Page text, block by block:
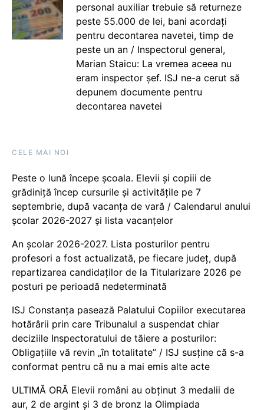
personal auxiliar trebuie să returneze
peste 55.000 de lei, bani acordați
pentru decontarea navetei, timp de
peste un an / Inspectorul general,
Marian Staicu: La vremea aceea nu
eram inspector șef. ISJ ne-a cerut să
depunem documente pentru
decontarea navetei
CELE MAI NOI
Peste o lună începe școala. Elevii și copiii de
grădiniță încep cursurile și activitățile pe 7
septembrie, după vacanța de vară / Calendarul anului
școlar 2026-2027 și lista vacanțelor
An școlar 2026-2027. Lista posturilor pentru
profesori a fost actualizată, pe fiecare județ, după
repartizarea candidaților de la Titularizare 2026 pe
posturi pe perioadă nedeterminată
ISJ Constanța pasează Palatului Copiilor executarea
hotărârii prin care Tribunalul a suspendat chiar
deciziile Inspectoratului de tăiere a posturilor:
Obligațiile vă revin „în totalitate” / ISJ susține că s-a
conformat pentru că nu a mai emis alte acte
ULTIMĂ ORĂ Elevii români au obținut 3 medalii de
aur, 2 de argint și 3 de bronz la Olimpiada